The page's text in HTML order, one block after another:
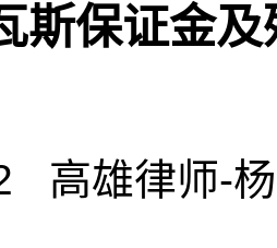
斯保证金
高雄律师-